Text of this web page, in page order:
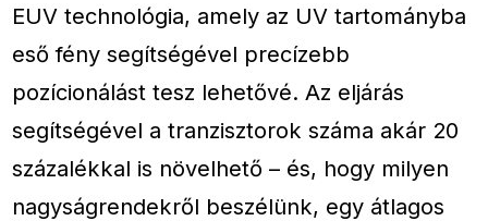
EUV technológia, amely az UV tartományba
eső fény segítségével precízebb
pozícionálást tesz lehetővé. Az eljárás
segítségével a tranzisztorok száma akár 20
százalékkal is növelhető – és, hogy milyen
nagyságrendekről beszélünk, egy átlagos